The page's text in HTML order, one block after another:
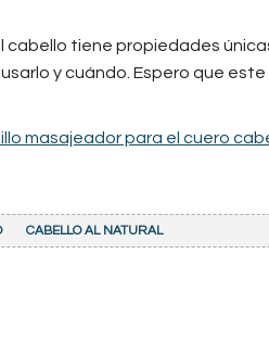
cabello tiene propiedades
y cuándo. Espero que
masajeador para el cuero
CABELLO AL NATURAL